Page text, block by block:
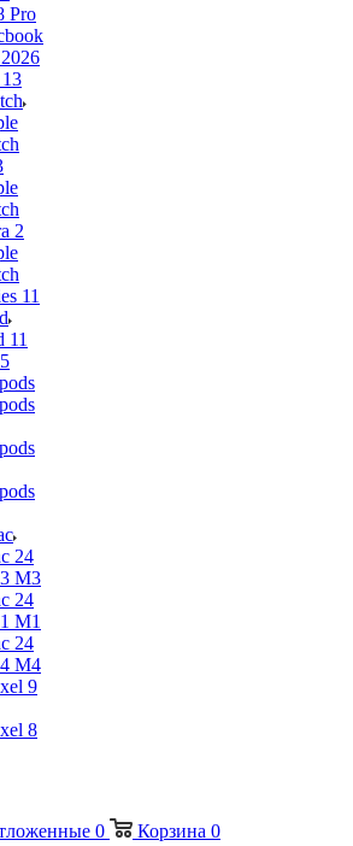
Pro
2
11
11
24
M3
24
M1
24
M4
9
8
0 Корзина 0